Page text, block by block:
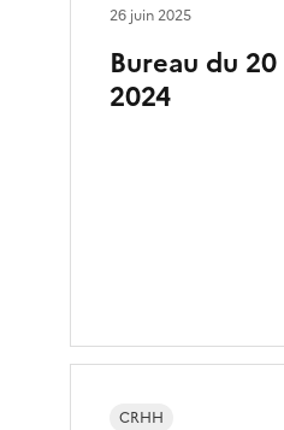
Bureau du
2024
26 juin 2025
CRHH